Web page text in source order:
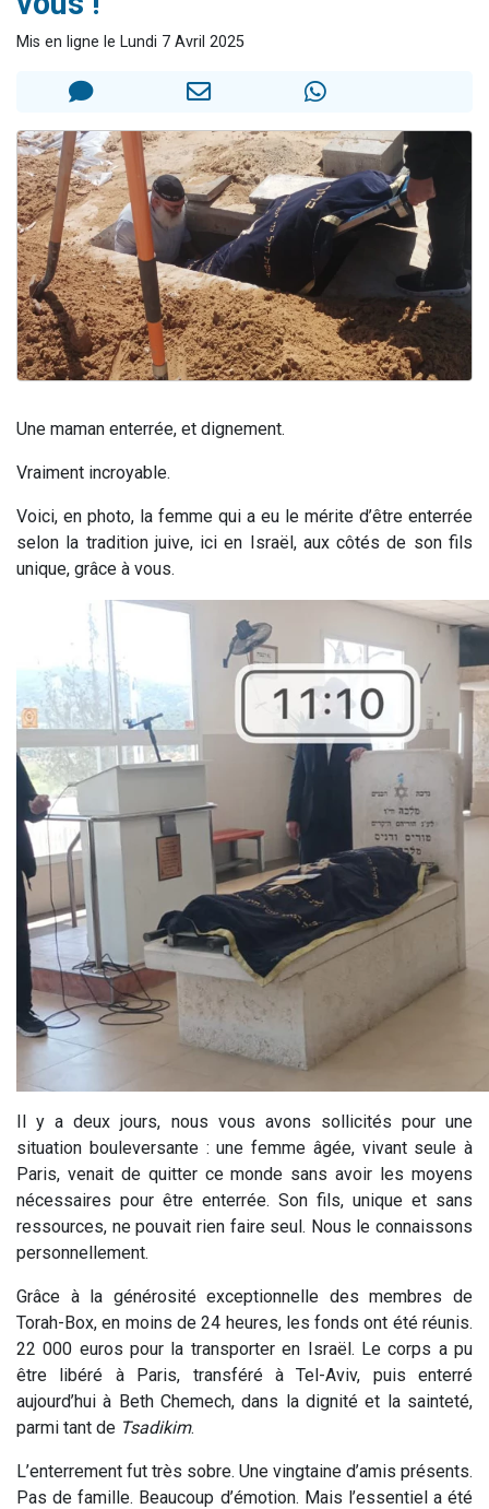
Ariel vient de donner son Maasser
Eva vient de donner son Maasser
Mis en ligne le Lundi 7 Avril 2025
Une maman enterrée, et dignement.
Vraiment incroyable.
Voici, en photo, la femme qui a eu le mérite d’être enterrée
selon la tradition juive, ici en Israël, aux côtés de son fils
unique, grâce à vous.
Il y a deux jours, nous vous avons sollicités pour une
situation bouleversante : une femme âgée, vivant seule à
Paris, venait de quitter ce monde sans avoir les moyens
nécessaires pour être enterrée. Son fils, unique et sans
ressources, ne pouvait rien faire seul. Nous le connaissons
personnellement.
Grâce à la générosité exceptionnelle des membres de
Torah-Box, en moins de 24 heures, les fonds ont été réunis.
22 000 euros pour la transporter en Israël. Le corps a pu
être libéré à Paris, transféré à Tel-Aviv, puis enterré
aujourd’hui à Beth Chemech, dans la dignité et la sainteté,
parmi tant de Tsadikim.
L’enterrement fut très sobre. Une vingtaine d’amis présents.
Pas de famille. Beaucoup d’émotion. Mais l’essentiel a été